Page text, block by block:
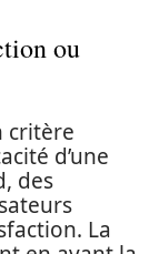
ou
critère
d’une
des
La